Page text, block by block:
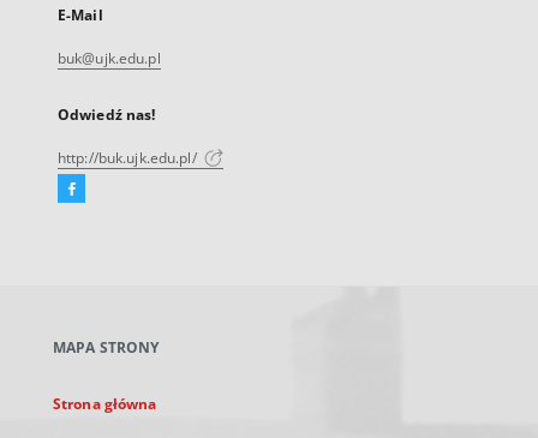
E-Mail
buk@ujk.edu.pl
Odwiedź nas!
http://buk.ujk.edu.pl/
Facebook
karcie
MAPA STRONY
Strona główna